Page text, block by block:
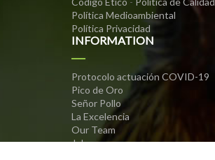
Política Medioambiental
Política Privacidad
INFORMATION
Protocolo actuación COVID-19
Pico de Oro
Señor Pollo
La Excelencia
Our Team
Jobs